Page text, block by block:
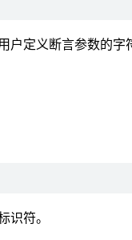
定义断言参数的字
识符。